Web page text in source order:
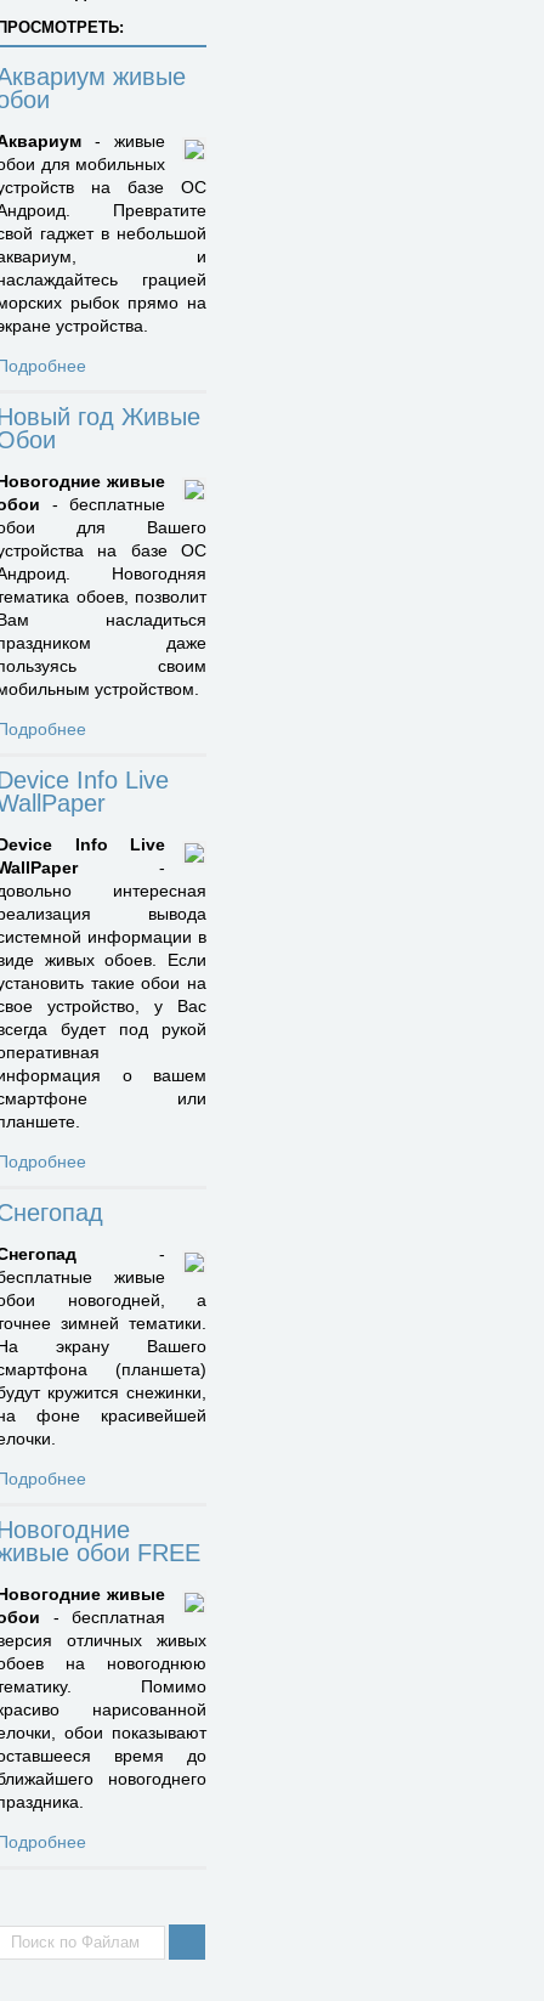
живые
- живые
для мобильных
на базе ОС
Превратите
гаджет в небольшой
и
грацией
рыбок прямо на
устройства.
год Живые
живые
- бесплатные
для Вашего
на базе ОС
Новогодняя
обоев, позволит
насладиться
даже
своим
устройством.
Info Live
Info Live
-
интересная
вывода
информации в
живых обоев. Если
такие обои на
устройство, у Вас
будет под рукой
о вашем
или
-
живые
новогодней, а
зимней тематики.
экрану Вашего
(планшета)
кружится снежинки,
фоне красивейшей
обои FREE
живые
- бесплатная
отличных живых
на новогоднюю
Помимо
нарисованной
обои показывают
время до
новогоднего